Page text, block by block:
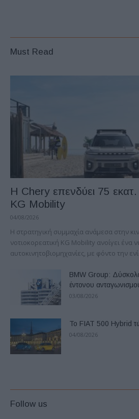
Must Read
Η Chery επενδύει 75
KG Mobility
04/08/2026
H στρατηγική συμμαχία ανάμεσα στην
νοτιοκορεατική KG Mobility ανοίγει ένα
αυτοκινητοβιομηχανίες, με φόντο την
BMW Group:
έντονου
03/08/2026
Το FIAT 500 Hybrid
04/08/2026
Follow us